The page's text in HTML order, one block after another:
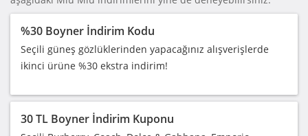
%30 Boyner İndirim Kodu
Seçili güneş gözlüklerinden yapacağınız alışverişlerde
ikinci ürüne %30 ekstra indirim!
30 TL Boyner İndirim Kuponu